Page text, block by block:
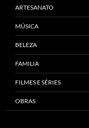
ARTESANATO
MÚSICA
BELEZA
FAMILIA
FILMES E SÉRIES
OBRAS